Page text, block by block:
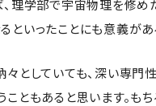
、理学部で宇宙物理を修
といったことにも意義があ
々としていても、深い専門
こともあると思います。も